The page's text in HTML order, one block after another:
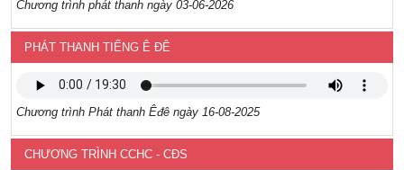
Chương trình phát thanh ngày 03-06-2026
PHÁT THANH TIẾNG Ê ĐÊ
Chương trình Phát thanh Êđê ngày 16-08-2025
CHƯƠNG TRÌNH CCHC - CĐS